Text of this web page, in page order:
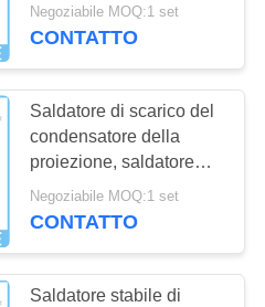
Negoziabile MOQ:1 set
CONTATTO
Saldatore di scarico del
condensatore della
proiezione, saldatore
dell'acciaio inossidabile
della maniglia delle
Negoziabile MOQ:1 set
CONTATTO
Saldatore stabile di